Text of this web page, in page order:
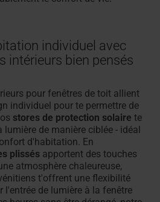
individuel avec
intérieurs bien pensés
pour fenêtres de toit allient
individuel pour te permettre de
stores de protection solaire te
lumière de manière ciblée - idéal
d'habitation. En
plissés apportent des touches
atmosphère chaleureuse,
t'offrent une flexibilité
l'entrée de lumière à la fenêtre